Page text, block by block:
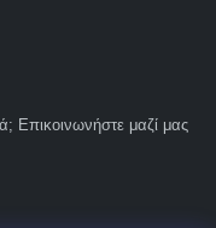
Επικοινωνήστε μαζί μας